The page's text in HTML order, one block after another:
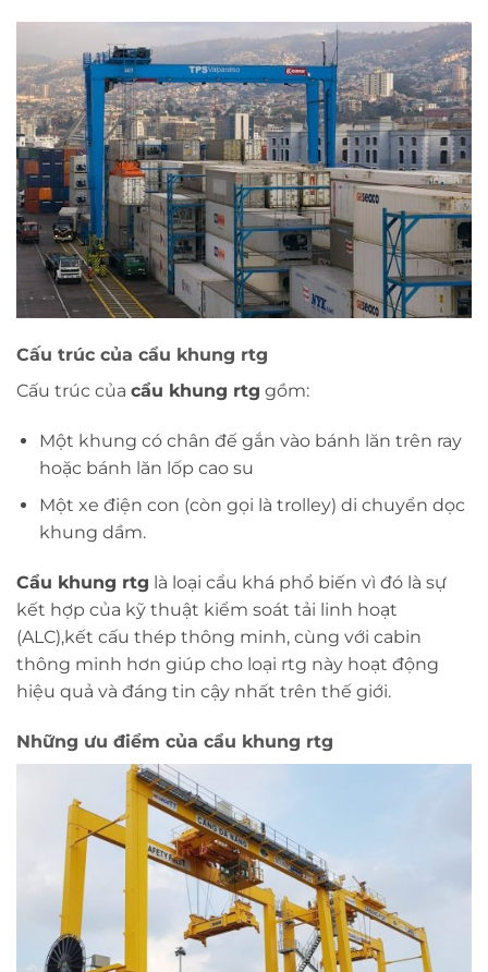
Cấu trúc của cẩu khung rtg
Cấu trúc của cẩu khung rtg gồm:
Một khung có chân đế gắn vào bánh lăn trên ray
hoặc bánh lăn lốp cao su
Một xe điện con (còn gọi là trolley) di chuyển dọc
khung dầm.
Cẩu khung rtg là loại cẩu khá phổ biến vì đó là sự
kết hợp của kỹ thuật kiểm soát tải linh hoạt
(ALC),kết cấu thép thông minh, cùng với cabin
thông minh hơn giúp cho loại rtg này hoạt động
hiệu quả và đáng tin cậy nhất trên thế giới.
Những ưu điểm của cẩu khung rtg